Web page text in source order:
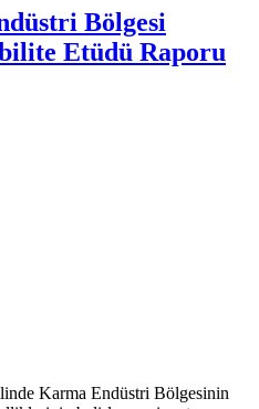
Bölgesi
Etüdü Raporu
Karma Endüstri Bölgesinin